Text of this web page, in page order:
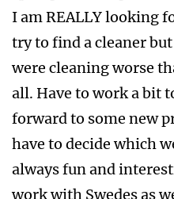
I am REALLY looking
try to find a cleaner
were cleaning worse
all. Have to work a bit
forward to some new
have to decide which
always fun and
work with Swedes as